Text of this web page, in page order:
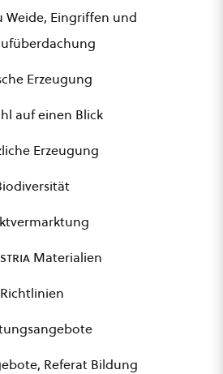
Weide, Eingriffen und
Erzeugung
auf einen Blick
Erzeugung
Materialien
Richtlinien
Referat Bildung